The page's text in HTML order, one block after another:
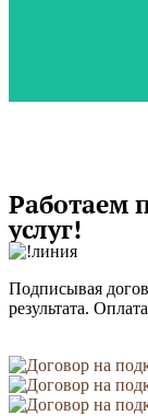
Работаем
услуг!
Подписывая
результата.